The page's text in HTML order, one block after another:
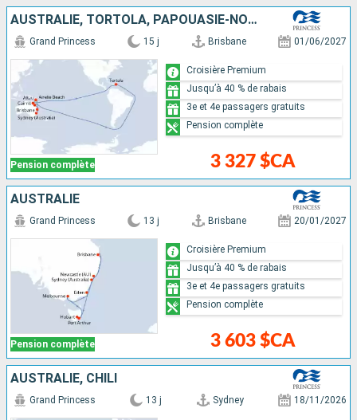
AUSTRALIE, TORTOLA, PAPOUASIE-NOUVELLE-GUINÉE
Pension complète
Grand Princess 15 j Brisbane 01/06/2027
3 327 $CA
Croisière Premium
Jusqu’à 40 % de rabais
3e et 4e passagers gratuits
Pension complète
AUSTRALIE
Pension complète
Grand Princess 13 j Brisbane 20/01/2027
3 603 $CA
Croisière Premium
Jusqu’à 40 % de rabais
3e et 4e passagers gratuits
Pension complète
AUSTRALIE, CHILI
Grand Princess 13 j Sydney 18/11/2026